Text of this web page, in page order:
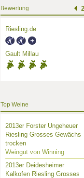
Bewertung
Riesling.de
Gault Millau
Top Weine
2013er Forster Ungeheuer
Riesling Grosses Gewächs
trocken
Weingut von Winning
2013er Deidesheimer
Kalkofen Riesling Grosses